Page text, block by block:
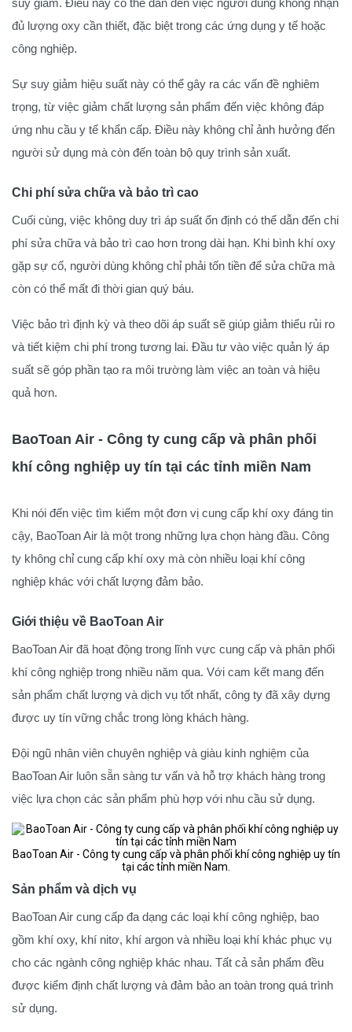
suy giảm. Điều này có thể dẫn đến việc người dùng không nhận
đủ lượng oxy cần thiết, đặc biệt trong các ứng dụng y tế hoặc
công nghiệp.
Sự suy giảm hiệu suất này có thể gây ra các vấn đề nghiêm
trọng, từ việc giảm chất lượng sản phẩm đến việc không đáp
ứng nhu cầu y tế khẩn cấp. Điều này không chỉ ảnh hưởng đến
người sử dụng mà còn đến toàn bộ quy trình sản xuất.
Chi phí sửa chữa và bảo trì cao
Cuối cùng, việc không duy trì áp suất ổn định có thể dẫn đến chi
phí sửa chữa và bảo trì cao hơn trong dài hạn. Khi bình khí oxy
gặp sự cố, người dùng không chỉ phải tốn tiền để sửa chữa mà
còn có thể mất đi thời gian quý báu.
Việc bảo trì định kỳ và theo dõi áp suất sẽ giúp giảm thiểu rủi ro
và tiết kiệm chi phí trong tương lai. Đầu tư vào việc quản lý áp
suất sẽ góp phần tạo ra môi trường làm việc an toàn và hiệu
quả hơn.
BaoToan Air - Công ty cung cấp và phân phối
khí công nghiệp uy tín tại các tỉnh miền Nam
Khi nói đến việc tìm kiếm một đơn vị cung cấp khí oxy đáng tin
cậy, BaoToan Air là một trong những lựa chọn hàng đầu. Công
ty không chỉ cung cấp khí oxy mà còn nhiều loại khí công
nghiệp khác với chất lượng đảm bảo.
Giới thiệu về BaoToan Air
BaoToan Air đã hoạt động trong lĩnh vực cung cấp và phân phối
khí công nghiệp trong nhiều năm qua. Với cam kết mang đến
sản phẩm chất lượng và dịch vụ tốt nhất, công ty đã xây dựng
được uy tín vững chắc trong lòng khách hàng.
Đội ngũ nhân viên chuyên nghiệp và giàu kinh nghiệm của
BaoToan Air luôn sẵn sàng tư vấn và hỗ trợ khách hàng trong
việc lựa chọn các sản phẩm phù hợp với nhu cầu sử dụng.
BaoToan Air - Công ty cung cấp và phân phối khí công nghiệp uy tín
tại các tỉnh miền Nam.
Sản phẩm và dịch vụ
BaoToan Air cung cấp đa dạng các loại khí công nghiệp, bao
gồm khí oxy, khí nitơ, khí argon và nhiều loại khí khác phục vụ
cho các ngành công nghiệp khác nhau. Tất cả sản phẩm đều
được kiểm định chất lượng và đảm bảo an toàn trong quá trình
sử dụng.